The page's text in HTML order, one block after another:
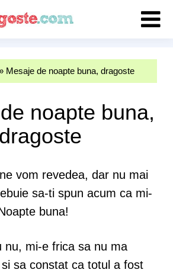
Mesaje de noapte buna, dragoste
noapte buna,
dragoste
vom revedea, dar nu mai
sa-ti spun acum ca mi-
buna!
nu, mi-e frica sa nu ma
si sa constat ca totul a fost